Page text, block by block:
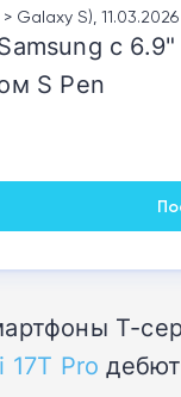
Galaxy S), 11.03.2026
с
S Pen
T-
17T Pro